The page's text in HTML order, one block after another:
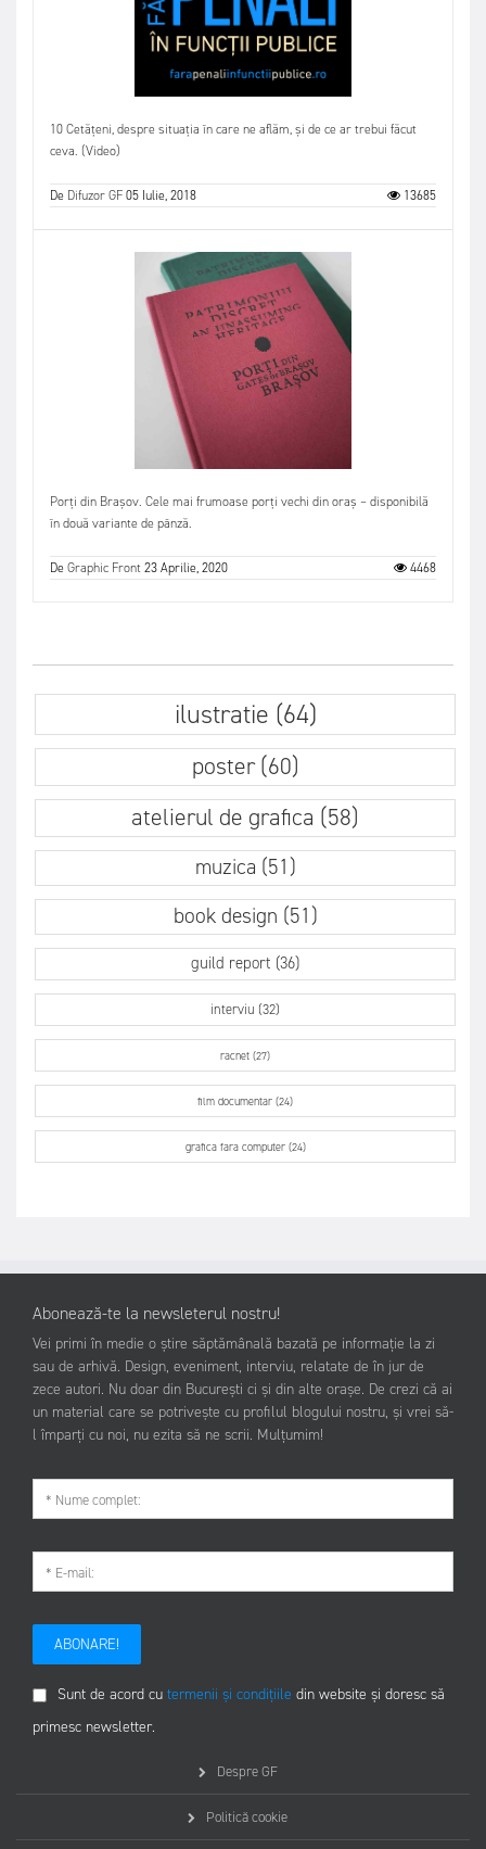
10 Cetățeni, despre situația în care ne aflăm, și de ce ar trebui făcut
ceva. (Video)
De Difuzor GF05 Iulie, 2018 13685
Porți din Brașov. Cele mai frumoase porți vechi din oraș – disponibilă
în două variante de pânză.
DeGraphic Front23 Aprilie, 2020 4468
ilustratie (64)
poster (60)
atelierul de grafica (58)
muzica (51)
book design (51)
guild report (36)
interviu (32)
racnet (27)
film documentar (24)
grafica fara computer (24)
Abonează-te la newsleterul nostru!
Vei primi în medie o știre săptămânală bazată pe informație la zi
sau de arhivă. Design, eveniment, interviu, relatate de în jur de
zece autori. Nu doar din București ci și din alte orașe. De crezi că ai
un material care se potrivește cu profilul blogului nostru, și vrei să-
l împarți cu noi, nu ezita să ne scrii. Mulțumim!
ABONARE!
Sunt de acord cu termenii și condițiile din website și doresc să
primesc newsletter.
Despre GF
Politică cookie